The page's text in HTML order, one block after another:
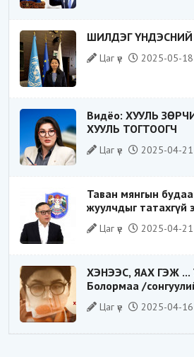
ШИЛДЭГ ҮНДЭСНИЙ
Цаг үе 2025-05-
Видёо: ХУУЛЬ
ХУУЛЬ ТОГТООГЧ
Цаг үе 2025-04-21
Таван мянгын
жуулчдыг татахгүй
Цаг үе 2025-04-
ХЭНЭЭС, ЯАХ ГЭЖ ...
Болормаа /
гадаадын
Цаг үе 2025-04-